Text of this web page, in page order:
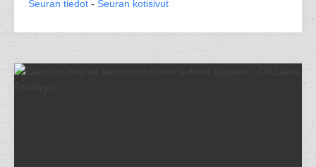
Seuran tiedot - Seuran kotisivut